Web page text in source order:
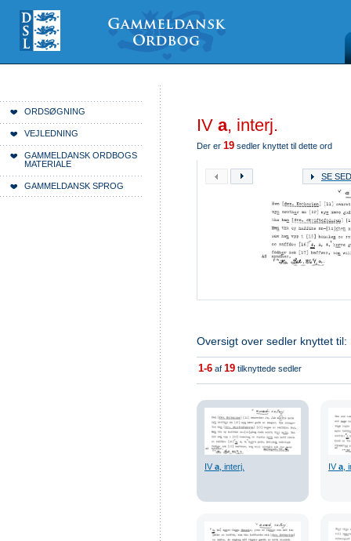
indhold
Videre
værktøjer
ORDSØGNING
VEJLEDNING
GAMMELDANSK ORDBOGS
MATERIALE
GAMMELDANSK SPROG
IV a, interj.
Der er 19 sedler knyttet til dette ord
SE
Oversigt over sedler knyttet til:
1-6 af 19 tilknyttede sedler
IV a , interj. IVa ,